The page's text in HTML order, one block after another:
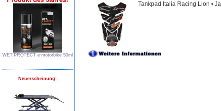
WET.PROTECT e∙motorbike 50ml
Neuerscheinung!
Tankpad Italia Racing Lion •